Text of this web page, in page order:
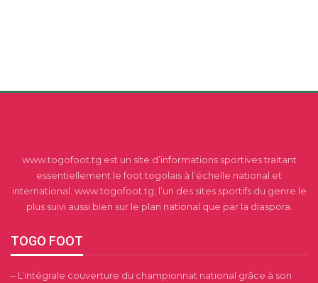
www.togofoot.tg est un site d’informations sportives traitant
essentiellement le foot togolais à l’échelle national et
international. www.togofoot.tg, l’un des sites sportifs du genre le
plus suivi aussi bien sur le plan national que par la diaspora.
TOGO FOOT
– L’intégrale couverture du championnat national grâce à son